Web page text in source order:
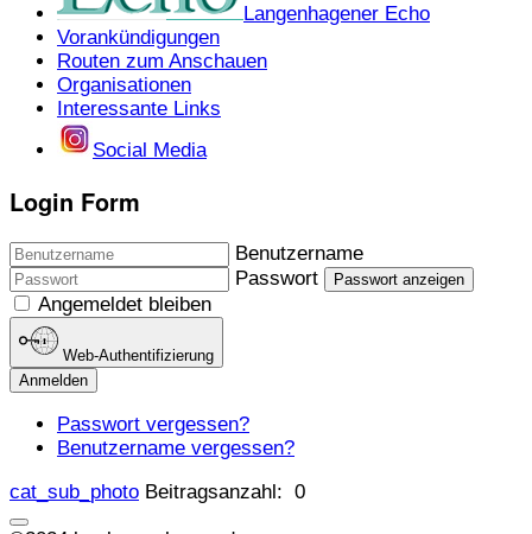
Langenhagener Echo
Vorankündigungen
Routen zum Anschauen
Organisationen
Interessante Links
Social Media
Login Form
Benutzername
Passwort
Passwort anzeigen
Angemeldet bleiben
Web-Authentifizierung
Anmelden
Passwort vergessen?
Benutzername vergessen?
cat_sub_photo Beitragsanzahl: 0